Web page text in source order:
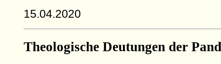
15.04.2020
Theologische Deutungen der